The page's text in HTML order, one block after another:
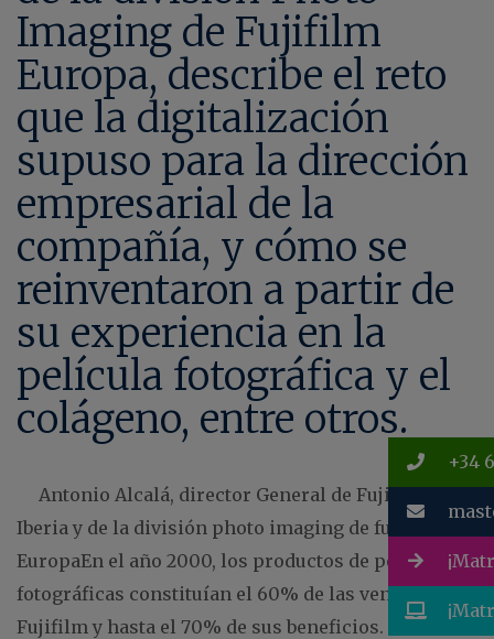
Imaging de Fujifilm
Europa, describe el reto
que la digitalización
supuso para la dirección
empresarial de la
compañía, y cómo se
reinventaron a partir de
su experiencia en la
película fotográfica y el
colágeno, entre otros.
Antonio Alcalá, director General de Fujifilm
Iberia y de la división photo imaging de fujifilm
EuropaEn el año 2000, los productos de películas
fotográficas constituían el 60% de las ventas de
Fujifilm y hasta el 70% de sus beneficios. Diez años
+34